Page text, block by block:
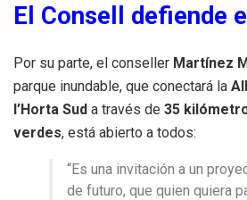
El Consell defiende
Por su parte, el conseller Martínez
parque inundable, que conectará la
l’Horta Sud a través de 35
verdes, está abierto a todos:
“Es una invitación a un
de futuro, que quien quiera